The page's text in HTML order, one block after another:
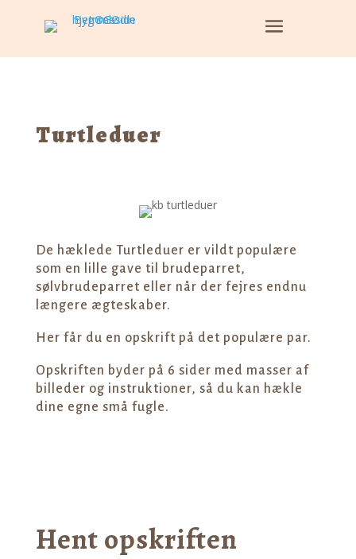
Turtleduer
De hæklede Turtleduer er vildt populære
som en lille gave til brudeparret,
sølvbrudeparret eller når der fejres endnu
længere ægteskaber.
Her får du en opskrift på det populære par.
Opskriften byder på 6 sider med masser af
billeder og instruktioner, så du kan hækle
dine egne små fugle.
Hent opskriften